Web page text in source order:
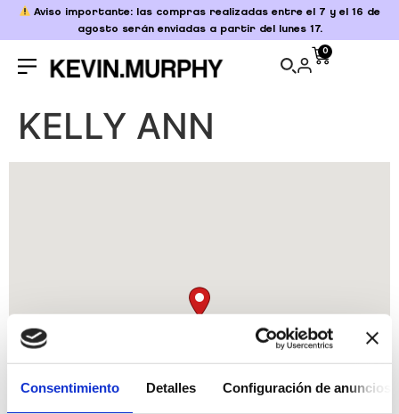
Consentimiento Detalles Configuración de anuncios
Aviso importante: las compras realizadas entre el 7 y el 16 de
agosto serán enviadas a partir del lunes 17.
0
KELLY ANN